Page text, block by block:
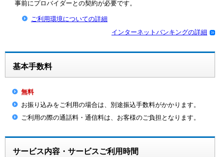
事前にプロバイダーとの契約が必要です。
ご利用環境についての詳細
インターネットバンキングの詳細
基本手数料
無料
お振り込みをご利用の場合は、別途振込手数料がかかります。
ご利用の際の通話料・通信料は、お客様のご負担となります。
サービス内容・サービスご利用時間